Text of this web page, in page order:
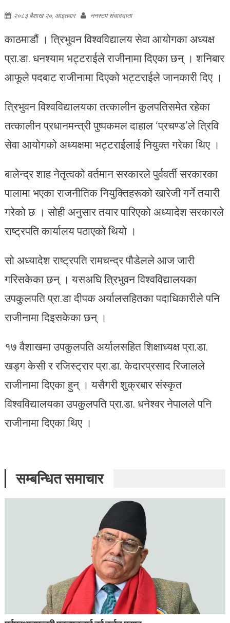
२०८३ बैशाख २०, आइतवार ननस्टप संवाददाता
काठमाडौं । त्रिभुवन विश्वविद्यालय सेवा आयोगका अध्यक्ष
प्रा.डा. धनश्याम भट्टराईले राजीनामा दिएका छन् । शनिबार
आफूले पदबाट राजीनामा दिएको भट्टराईले जानकारी दिए ।
त्रिभुवन विश्वविद्यालयका तत्कालीन कुलपतिसमेत रहेका
तत्कालीन प्रधानमन्त्री पुष्पकमल दाहाल ‘प्रचण्ड’ले त्रिवि
सेवा आयोगको अध्यक्षमा भट्टराईलाई नियुक्त गरेका थिए ।
बालेन्द्र शाह नेतृत्वको वर्तमान सरकारले पुर्ववर्ती सरकारका
पालामा भएका राजनीतिक नियुक्तिहरूको खारेजी गर्ने तयारी
गरेको छ । सोही अनुसार तयार पारिएको अध्यादेश सरकारले
राष्ट्रपति कार्यालय पठाएको थियो ।
सो अध्यादेश राष्ट्रपति रामचन्द्र पौडेलले आज जारी
गरिसकेका छन् । यसअघि त्रिभुवन विश्वविद्यालयका
उपकुलपति प्रा.डा दीपक अर्यालसहितका पदाधिकारीले पनि
राजीनामा दिइसकेका छन् ।
१७ वैशाखमा उपकुलपति अर्यालसहित शिक्षाध्यक्ष प्रा.डा.
खड्ग केसी र रजिस्ट्रार प्रा.डा. केदारप्रसाद रिजालले
राजीनामा दिएका हुन् । यसैगरी शुक्रबार संस्कृत
विश्वविद्यालयका उपकुलपति प्रा.डा. धनेश्वर नेपालले पनि
राजीनामा दिएका थिए ।
सम्बन्धित समाचार